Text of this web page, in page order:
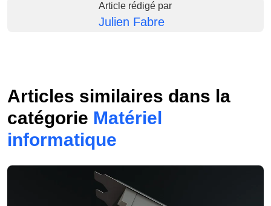
Article rédigé par
Julien Fabre
Articles similaires dans la
catégorie Matériel
informatique